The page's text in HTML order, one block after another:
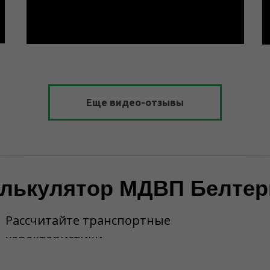
Еще видео-отзывы
МДВП
Рассчитайте транспортные
характеристики